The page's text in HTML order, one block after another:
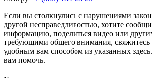
Если вы столкнулись с нарушениями
другой несправедливостью, хотите
информацию, поделиться видео или
требующими общего внимания,
удобным вам способом из указанных
вам помочь.